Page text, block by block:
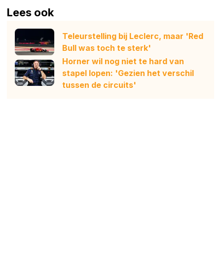
Lees ook
Teleurstelling bij Leclerc, maar 'Red
Bull was toch te sterk'
Horner wil nog niet te hard van
stapel lopen: 'Gezien het verschil
tussen de circuits'